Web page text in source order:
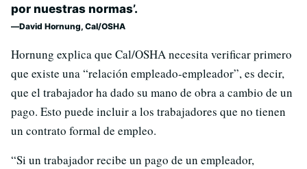
por nuestras normas’.
David Hornung, Cal/OSHA
Hornung explica que Cal/OSHA necesita verificar primero
que existe una “relación empleado-empleador”, es decir,
que el trabajador ha dado su mano de obra a cambio de un
pago. Esto puede incluir a los trabajadores que no tienen
un contrato formal de empleo.
“Si un trabajador recibe un pago de un empleador,